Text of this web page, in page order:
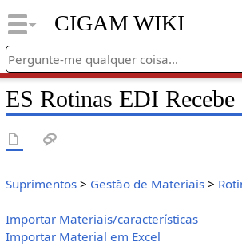
CIGAM WIKI
ES Rotinas EDI Recebe
Suprimentos> Gestão de Materiais>
Importar Materiais/características
Importar Material em Excel